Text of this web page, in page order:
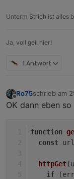
Unterm Strich ist alles
Ja, voll geil hier!
1 Antwort
Offline
Ro75schrieb am
zuletzt
OK dann eben so
function
const
httpGet
if